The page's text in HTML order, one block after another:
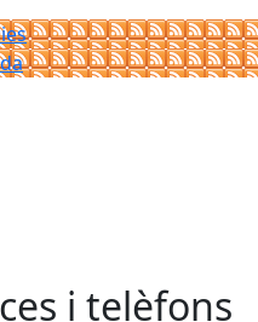
i telèfons